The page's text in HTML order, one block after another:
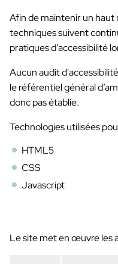
Afin de maintenir un haut
techniques suivent
pratiques d’accessibilité
Aucun audit
le référentiel général
donc pas établie.
Technologies utilisées
HTML5
CSS
Javascript
Le site met en œuvre les